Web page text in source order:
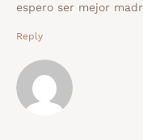
espero ser mejor
Reply